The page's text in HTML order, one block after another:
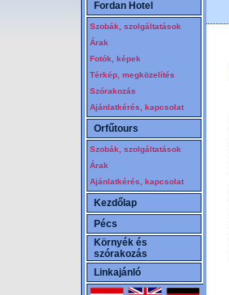
Fordan Hotel
Szobák, szolgáltatások
Árak
Fotók, képek
Térkép, megközelítés
Szórakozás
Ajánlatkérés, kapcsolat
Orfűtours
Szobák, szolgáltatások
Árak
Ajánlatkérés, kapcsolat
Kezdőlap
Pécs
Környék és
szórakozás
Linkajánló